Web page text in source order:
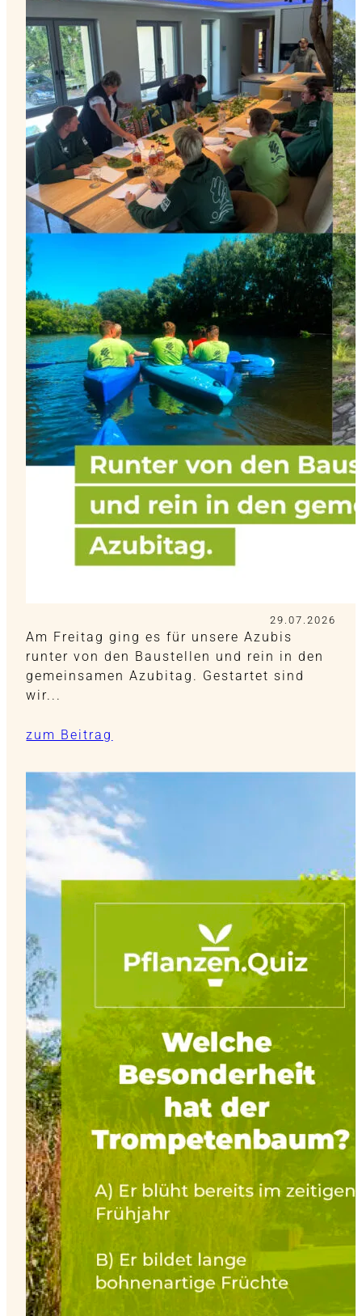
29.07.2026
Am Freitag ging es für unsere Azubis
runter von den Baustellen und rein in den
gemeinsamen Azubitag. Gestartet sind
wir...
zum Beitrag